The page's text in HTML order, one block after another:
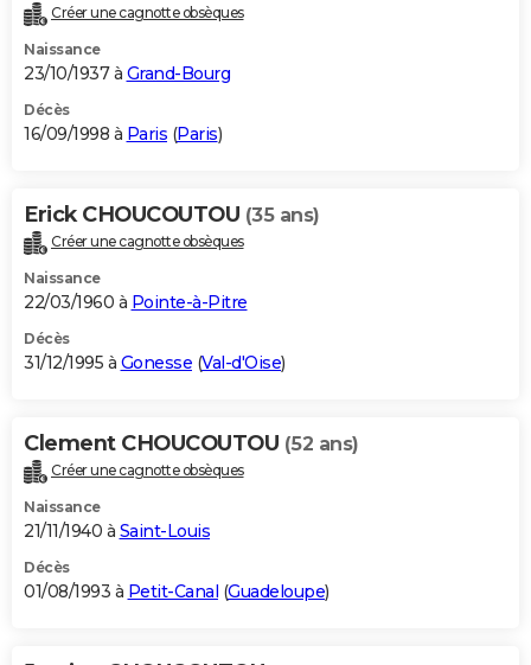
Créer une cagnotte obsèques
Naissance
23/10/1937 à Grand-Bourg
Décès
16/09/1998 à Paris (Paris)
Erick CHOUCOUTOU (35 ans)
Créer une cagnotte obsèques
Naissance
22/03/1960 à Pointe-à-Pitre
Décès
31/12/1995 à Gonesse (Val-d'Oise)
Clement CHOUCOUTOU (52 ans)
Créer une cagnotte obsèques
Naissance
21/11/1940 à Saint-Louis
Décès
01/08/1993 à Petit-Canal (Guadeloupe)